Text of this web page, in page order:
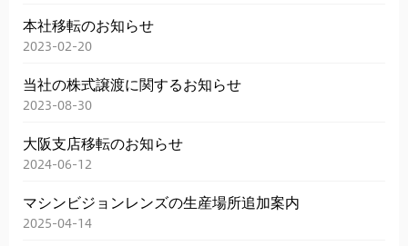
本社移転のお知らせ
2023-02-20
当社の株式譲渡に関するお知らせ
2023-08-30
大阪支店移転のお知らせ
2024-06-12
マシンビジョンレンズの生産場所追加案内
2025-04-14